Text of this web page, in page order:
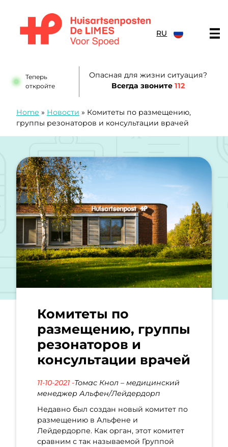
RU
Теперь
откройте
Опасная для жизни ситуация?
Всегда звоните112
Home » Новости » Комитеты по размещению,
группы резонаторов и консультации врачей
Комитеты по
размещению, группы
резонаторов и
консультации врачей
11-10-2021 -Томас Кнол – медицинский
менеджер Альфен/Лейдердорп
Недавно был создан новый комитет по
размещению в Альфене и
Лейдердорпе. Как орган, этот комитет
сравним с так называемой Группой